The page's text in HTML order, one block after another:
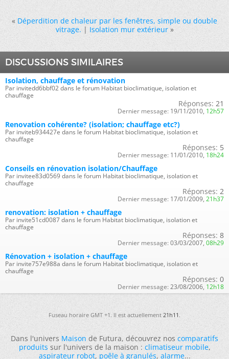
« Déperdition de chaleur par les fenêtres, simple ou double
vitrage.|Isolation mur extérieur »
DISCUSSIONS SIMILAIRES
Isolation, chauffage et rénovation
Par invitedd6bbf02 dans le forum Habitat bioclimatique, isolation et
chauffage
Réponses: 21
Dernier message: 19/11/2010, 12h57
Renovation cohérente? (isolation; chauffage etc?)
Par inviteb934427e dans le forum Habitat bioclimatique, isolation et
chauffage
Réponses: 5
Dernier message: 11/01/2010, 18h24
Conseils en rénovation isolation/Chauffage
Par invitee83d0569 dans le forum Habitat bioclimatique, isolation et
chauffage
Réponses: 2
Dernier message: 17/01/2009, 21h37
renovation: isolation + chauffage
Par invite51cd0087 dans le forum Habitat bioclimatique, isolation et
chauffage
Réponses: 8
Dernier message: 03/03/2007, 08h29
Rénovation + isolation + chauffage
Par invite757e988a dans le forum Habitat bioclimatique, isolation et
chauffage
Réponses: 0
Dernier message: 23/08/2006, 12h18
Fuseau horaire GMT +1. Il est actuellement21h11.
Dans l'universMaisonde Futura, découvrez noscomparatifs
produitssur l'univers de la maison :climatiseur mobile,
aspirateur robot,poêle à granulés,alarme...